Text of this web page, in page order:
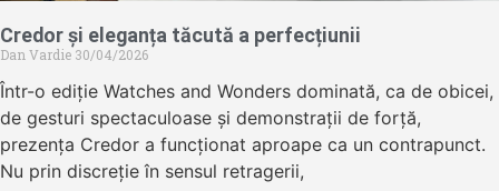
Credor și eleganța tăcută a perfecțiunii
Dan Vardie 30/04/2026
Într-o ediție Watches and Wonders dominată, ca de obicei,
de gesturi spectaculoase și demonstrații de forță,
prezența Credor a funcționat aproape ca un contrapunct.
Nu prin discreție în sensul retragerii,